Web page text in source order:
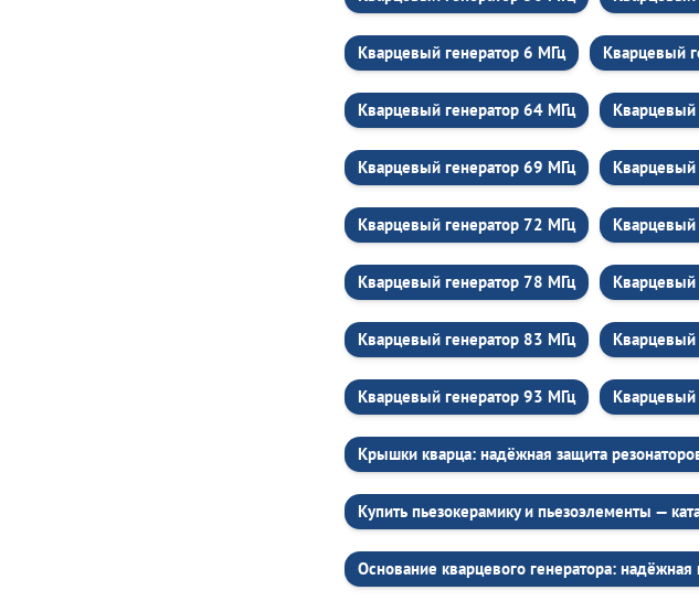
Кварцевый генератор 6 МГц Кварцевый
Кварцевый генератор 64 МГц Кварцевый
Кварцевый генератор 69 МГц Кварцевый
Кварцевый генератор 72 МГц Кварцевый
Кварцевый генератор 78 МГц Кварцевый
Кварцевый генератор 83 МГц Кварцевый
Кварцевый генератор 93 МГц Кварцевый
Крышки кварца: надёжная защита
Купить пьезокерамику и пьезоэлементы —
Основание кварцевого генератора: